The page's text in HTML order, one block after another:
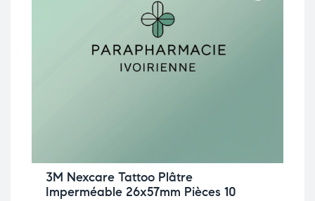
3M Nexcare Tattoo Plâtre
Imperméable 26x57mm Pièces 10